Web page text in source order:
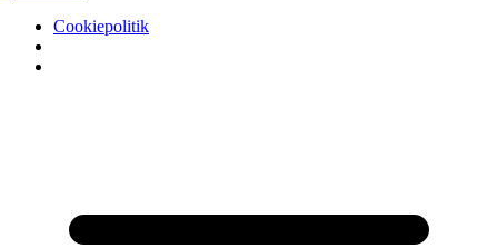
Cookiepolitik